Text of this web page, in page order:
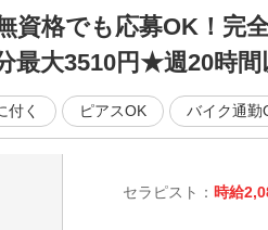
資格でも応募OK！完
最大3510円★週20時
付く ピアスOK バイク通勤
セラピスト： 時給